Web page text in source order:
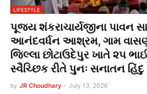
LIFESTYLE
પૂજ્ય શંકરાચાર્યજીના પાવન
આનંદવર્ધન આશ્રમ, ગામ
જિલ્લા છોટાઉદેપુર ખાતે ૨૫
સ્વૈચ્છિક રીતે પુનઃ સનાતન હિંદુ
by JR Choudhary - July 13, 2026